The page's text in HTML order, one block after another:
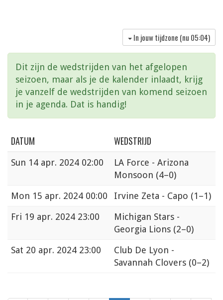
In jouw tijdzone (nu 05:04)
Dit zijn de wedstrijden van het afgelopen
seizoen, maar als je de kalender inlaadt, krijg
je vanzelf de wedstrijden van komend seizoen
in je agenda. Dat is handig!
DATUM WEDSTRIJD
Sun 14 apr. 2024 02:00
LA Force - Arizona
Monsoon (4–0)
Mon 15 apr. 2024 00:00 Irvine Zeta - Capo (1–1)
Fri 19 apr. 2024 23:00
Michigan Stars -
Georgia Lions (2–0)
Sat 20 apr. 2024 23:00
Club De Lyon -
Savannah Clovers (0–2)